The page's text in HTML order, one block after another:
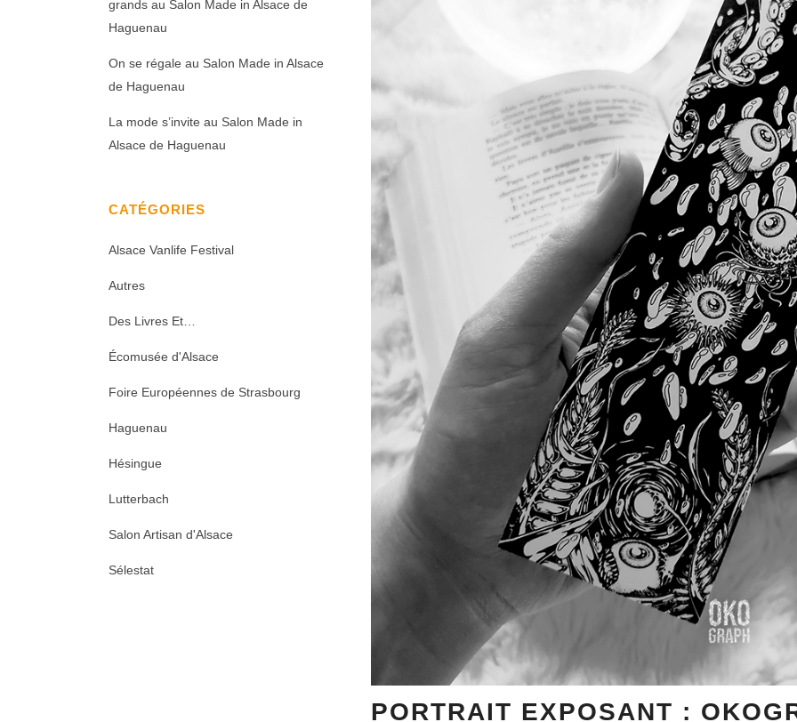
grands au Salon Made in Alsace de
Haguenau
On se régale au Salon Made in Alsace
de Haguenau
La mode s’invite au Salon Made in
Alsace de Haguenau
CATÉGORIES
Alsace Vanlife Festival
Autres
Des Livres Et…
Écomusée d'Alsace
Foire Européennes de Strasbourg
Haguenau
Hésingue
Lutterbach
Salon Artisan d'Alsace
Sélestat
PORTRAIT EXPOSANT :